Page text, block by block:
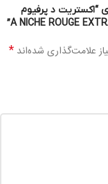
“اکستریت د پرفیوم
علامت‌گذاری شده‌اند *